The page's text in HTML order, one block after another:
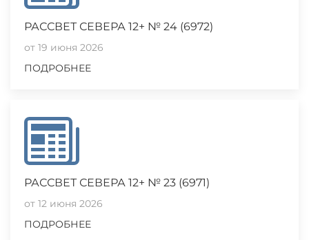
РАССВЕТ СЕВЕРА 12+ № 24 (6972)
от 19 июня 2026
ПОДРОБНЕЕ
РАССВЕТ СЕВЕРА 12+ № 23 (6971)
от 12 июня 2026
ПОДРОБНЕЕ